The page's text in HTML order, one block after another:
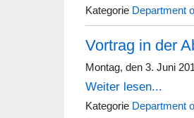
Kategorie Department
Vortrag in der
Montag, den 3. Juni
Weiter lesen...
Kategorie Department